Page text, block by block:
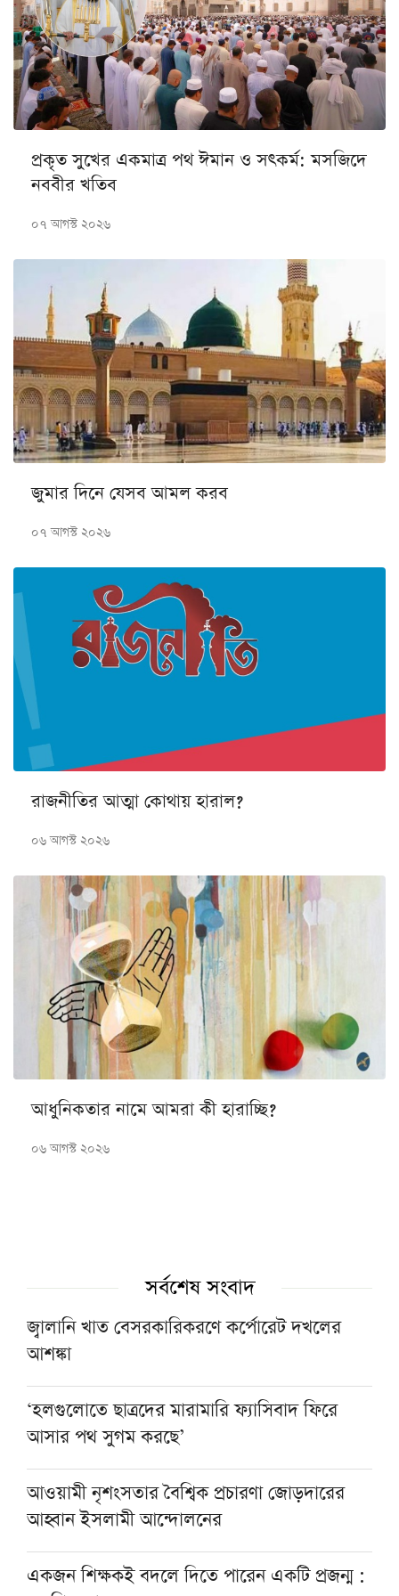
প্রকৃত সুখের একমাত্র পথ ঈমান ও সৎকর্ম: মসজিদে
নববীর খতিব
০৭ আগস্ট ২০২৬
জুমার দিনে যেসব আমল করব
০৭ আগস্ট ২০২৬
রাজনীতির আত্মা কোথায় হারাল?
০৬ আগস্ট ২০২৬
আধুনিকতার নামে আমরা কী হারাচ্ছি?
০৬ আগস্ট ২০২৬
সর্বশেষ সংবাদ
জ্বালানি খাত বেসরকারিকরণে কর্পোরেট দখলের
আশঙ্কা
‘হলগুলোতে ছাত্রদের মারামারি ফ্যাসিবাদ ফিরে
আসার পথ সুগম করছে’
আওয়ামী নৃশংসতার বৈশ্বিক প্রচারণা জোড়দারের
আহ্বান ইসলামী আন্দোলনের
একজন শিক্ষকই বদলে দিতে পারেন একটি প্রজন্ম :